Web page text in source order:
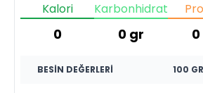
Kalori
0
Karbonhidrat
0 gr 0
BESIN DEĞERLERI 100 GR